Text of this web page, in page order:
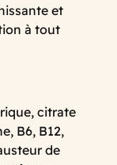
et
à tout
citrate
B6, B12,
de